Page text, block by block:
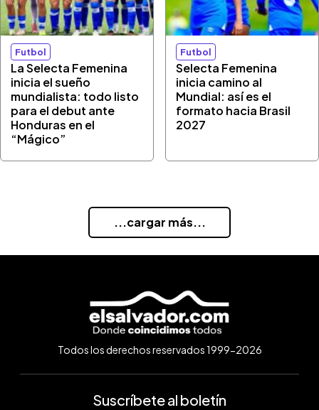
Futbol
La Selecta Femenina
inicia el sueño
mundialista: todo listo
para el debut ante
Honduras en el
“Mágico”
Futbol
Selecta Femenina
inicia camino al
Mundial: así es el
formato hacia Brasil
2027
...cargar más...
Todos los derechos reservados 1999-2026
Suscríbete al boletín